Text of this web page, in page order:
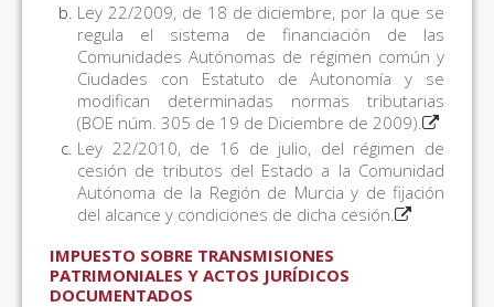
Ley 22/2009, de 18 de diciembre, por la que se
regula el sistema de financiación de las
Comunidades Autónomas de régimen común y
Ciudades con Estatuto de Autonomía y se
modifican determinadas normas tributarias
(BOE núm. 305 de 19 de Diciembre de 2009).
Ley 22/2010, de 16 de julio, del régimen de
cesión de tributos del Estado a la Comunidad
Autónoma de la Región de Murcia y de fijación
del alcance y condiciones de dicha cesión.
IMPUESTO SOBRE TRANSMISIONES
PATRIMONIALES Y ACTOS JURÍDICOS
DOCUMENTADOS